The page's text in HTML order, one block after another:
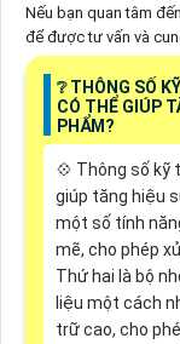
Nếu bạn quan tâm
để được tư vấn và
❔ THÔNG SỐ
CÓ THỂ GIÚP
PHẨM?
💠 Thông số kỹ
giúp tăng hiệu
một số tính
mẽ, cho phép
Thứ hai là bộ
liệu một cách
trữ cao, cho